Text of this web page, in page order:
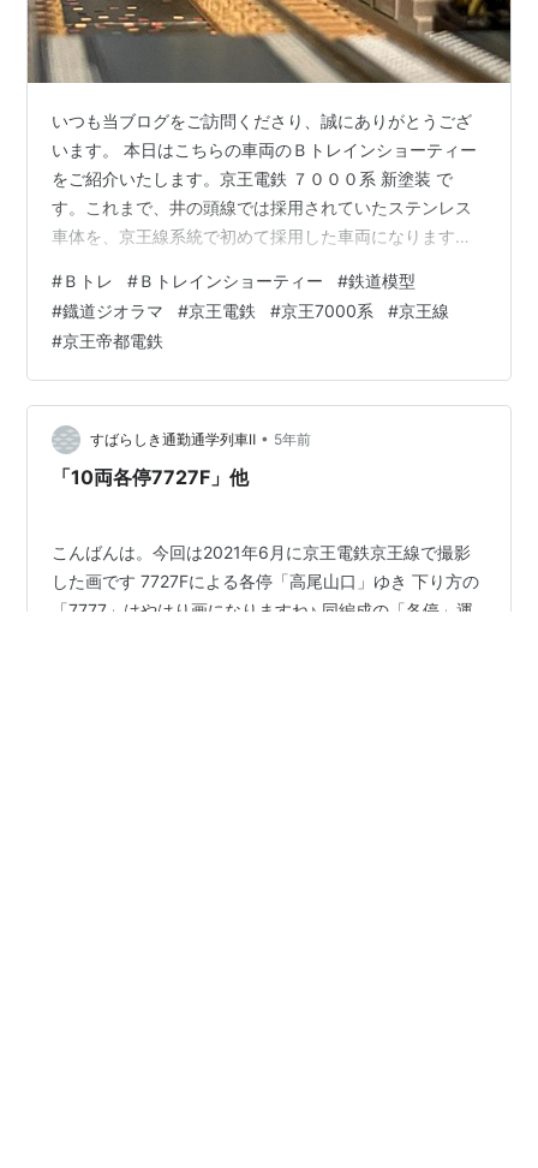
いつも当ブログをご訪問くださり、誠にありがとうござ
います。 本日はこちらの車両のＢトレインショーティー
をご紹介いたします。京王電鉄 ７０００系 新塗装 で
す。これまで、井の頭線では採用されていたステンレス
車体を、京王線系統で初めて採用した車両になります。
０００系（更新前）や西武４０００系、近鉄８０００系
を想起させるようなライトの配置です。
dododotoh.hatenablog.com
dododotoh.hatenablog.com １９８４年に登場し。１９
９６年までに１９０両が投入されました。登場した当時
は、赤帯一本のいでたちでしたが、後…
#Ｂトレ #Ｂトレインショーティー #鉄道模型
#鐡道ジオラマ #京王電鉄 #京王7000系 #京王線
#京王帝都電鉄
すばらしき通勤通学列車Ⅱ • 5年前
「10両各停7727F」他